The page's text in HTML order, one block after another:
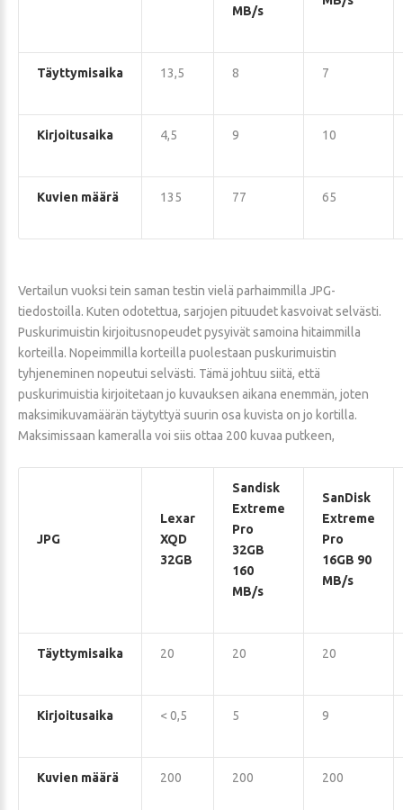
MB/s
Täyttymisaika 13,5 8 7
Kirjoitusaika 4,5 9 10
Kuvien määrä 135 77 65
Vertailun vuoksi tein saman testin vielä parhaimmilla JPG-
tiedostoilla. Kuten odotettua, sarjojen pituudet kasvoivat selvästi.
Puskurimuistin kirjoitusnopeudet pysyivät samoina hitaimmilla
korteilla. Nopeimmilla korteilla puolestaan puskurimuistin
tyhjeneminen nopeutui selvästi. Tämä johtuu siitä, että
puskurimuistia kirjoitetaan jo kuvauksen aikana enemmän, joten
maksimikuvamäärän täytyttyä suurin osa kuvista on jo kortilla.
Maksimissaan kameralla voi siis ottaa 200 kuvaa putkeen,
JPG
Lexar
XQD
32GB
Sandisk
Extreme
Pro
32GB
160
MB/s
SanDisk
Extreme
Pro
16GB 90
MB/s
Täyttymisaika 20 20 20
Kirjoitusaika < 0,5 5 9
Kuvien määrä 200 200 200